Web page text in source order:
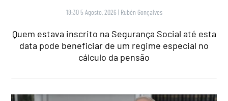
18:30 5 Agosto, 2026 | Rubén Gonçalves
Quem estava inscrito na Segurança Social até esta
data pode beneficiar de um regime especial no
cálculo da pensão